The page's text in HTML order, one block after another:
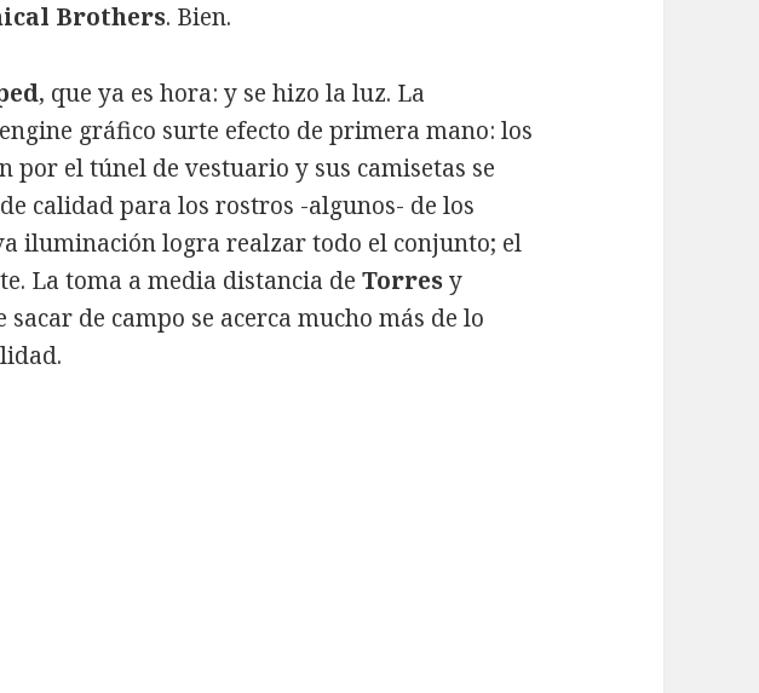
Brothers. Bien.
, que ya es hora: y se hizo la luz. La
gráfico surte efecto de primera mano: los
por el túnel de vestuario y sus camisetas se
calidad para los rostros -algunos- de los
iluminación logra realzar todo el conjunto; el
La toma a media distancia deTorresy
sacar de campo se acerca mucho más de lo